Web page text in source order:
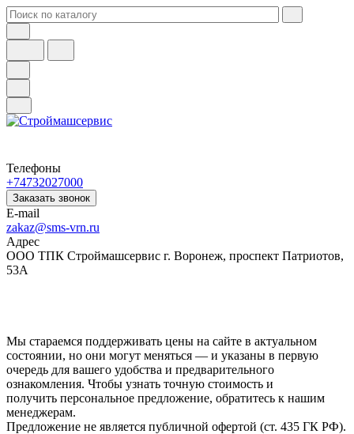
Телефоны
+74732027000
Заказать звонок
E-mail
zakaz@sms-vrn.ru
Адрес
ООО ТПК Строймашсервис г. Воронеж, проспект Патриотов,
53А
Мы стараемся поддерживать цены на сайте в актуальном
состоянии, но они могут меняться — и указаны в первую
очередь для вашего удобства и предварительного
ознакомления. Чтобы узнать точную стоимость и
получить персональное предложение, обратитесь к нашим
менеджерам.
Предложение не является публичной офертой (ст. 435 ГК РФ).